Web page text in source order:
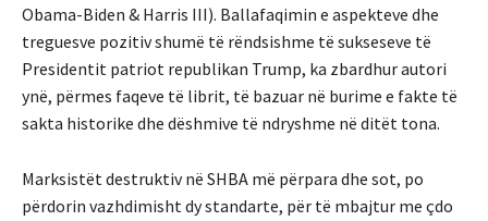
Obama-Biden & Harris III). Ballafaqimin e aspekteve dhe
treguesve pozitiv shumë të rëndsishme të sukseseve të
Presidentit patriot republikan Trump, ka zbardhur autori
ynë, përmes faqeve të librit, të bazuar në burime e fakte të
sakta historike dhe dëshmive të ndryshme në ditët tona.
Marksistët destruktiv në SHBA më përpara dhe sot, po
përdorin vazhdimisht dy standarte, për të mbajtur me çdo